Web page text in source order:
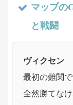
マップの
と戦闘
ヴィクセン
最初の難関で
全然勝てな